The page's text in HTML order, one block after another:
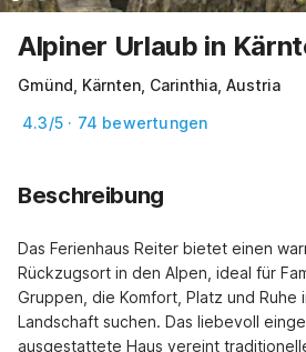
Alpiner Urlaub in
Gmünd, Kärnten, Carinthia, Austria
4.3/5 · 74 bewertungen
Beschreibung
Das Ferienhaus Reiter bietet einen
Rückzugsort in den Alpen, ideal für
Gruppen, die Komfort, Platz und Ruhe
Landschaft suchen. Das liebevoll
ausgestattete Haus vereint